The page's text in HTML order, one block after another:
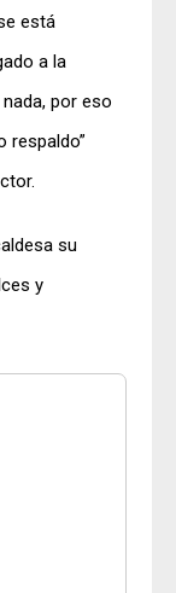
está
a la
por eso
respaldo”
su
y